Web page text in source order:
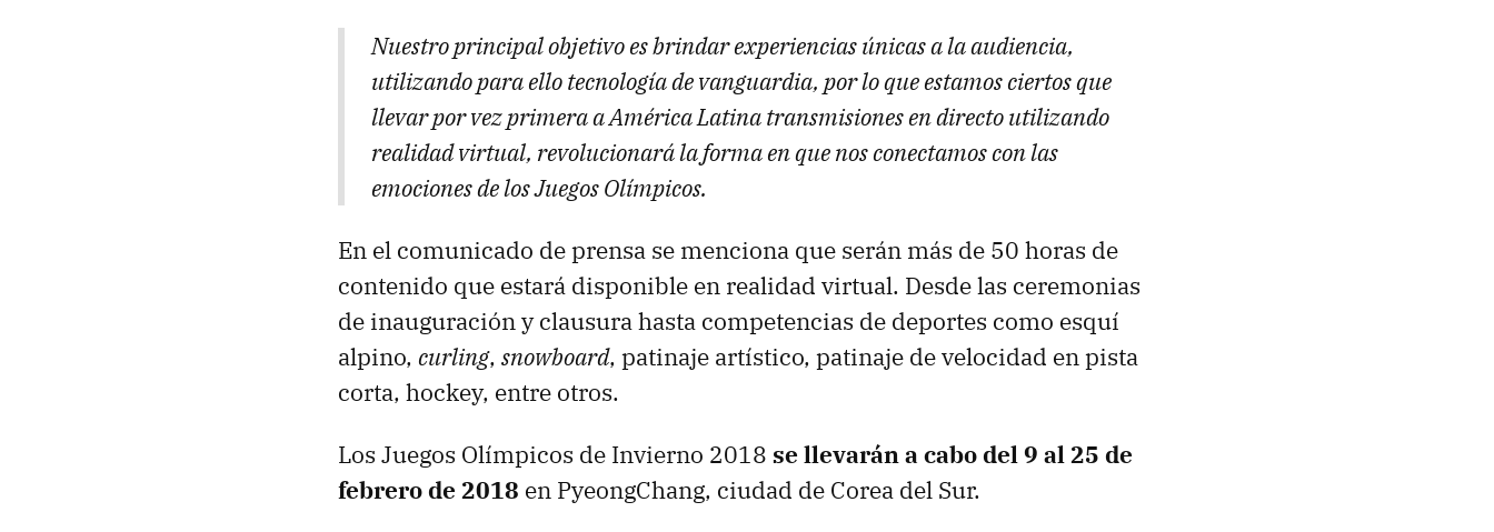
Nuestro principal objetivo es brindar experiencias únicas a la audiencia,
utilizando para ello tecnología de vanguardia, por lo que estamos ciertos que
llevar por vez primera a América Latina transmisiones en directo utilizando
realidad virtual, revolucionará la forma en que nos conectamos con las
emociones de los Juegos Olímpicos.
En el comunicado de prensa se menciona que serán más de 50 horas de
contenido que estará disponible en realidad virtual. Desde las ceremonias
de inauguración y clausura hasta competencias de deportes como esquí
alpino, curling, snowboard, patinaje artístico, patinaje de velocidad en pista
corta, hockey, entre otros.
Los Juegos Olímpicos de Invierno 2018 se llevarán a cabo del 9 al 25 de
febrero de 2018 en PyeongChang, ciudad de Corea del Sur.